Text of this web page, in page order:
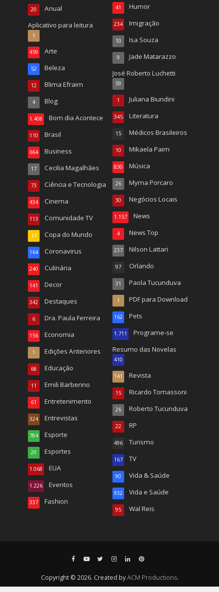
Anual
20
Aplicativo para leitura
1
Arte
459
Beleza
52
Blima Efraim
12
Blog
4
Bom dia Acontece
1.408
Brasil
110
Business
664
Cecilia Magalhães
17
Ciência e Tecnologia
73
Cinema
434
Comunidade TV
113
Copa do Mundo
17
Coronavirus
164
Culinária
240
Decor
141
Destaques
342
Dra. Paula Ferreira
6
Economia
156
Edições Anteriores
1
Educação
68
Emili Barberino
11
Entretenimento
61
Entrevistas
324
Esporte
784
Esportes
20
EUA
1.068
Eventos
1.226
Fashion
337
Humor
41
Imigração
234
Isa Souza
10
Jade Matarazzo
9
José Roberto Luchetti
59
Juliana Biundini
1
Literatura
345
Médicos Brasileiros
15
Mikaela Paim
10
Música
830
Myrna Porcaro
26
Negócios Locais
30
News
1.157
News Top
4
Nilson Lattari
237
Orlando
97
Paola Tucunduva
31
PDF para Download
1
Pets
162
Programe-se
1.711
Resumo das Novelas
410
Revista
141
Ricardo Tomassoni
15
Roberto Tucunduva
26
RP
22
Turismo
496
TV
167
Vida & Saúde
90
Vida e Saúde
932
Wal Reis
95
Copyright © 2026. Created byACM Productions.